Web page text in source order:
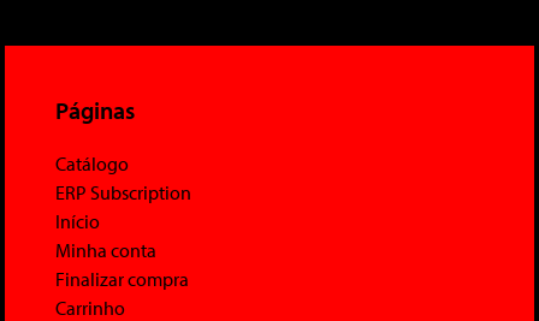
Páginas
Catálogo
ERP Subscription
Início
Minha conta
Finalizar compra
Carrinho